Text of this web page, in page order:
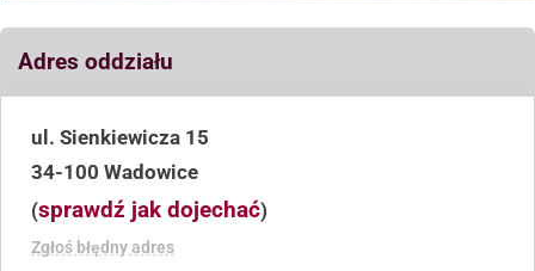
Adres oddziału
ul. Sienkiewicza 15
34-100 Wadowice
(sprawdź jak dojechać)
Zgłoś błędny adres